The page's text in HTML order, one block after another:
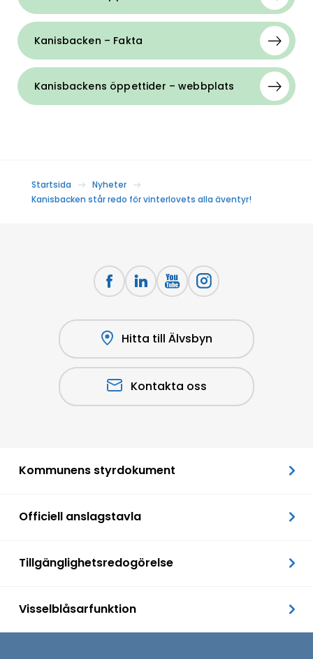
Kanisbacken – Fakta
Kanisbackens öppettider – webbplats
Startsida
Nyheter
Kanisbacken står redo för vinterlovets alla äventyr!
Hitta till Älvsbyn
Kontakta oss
Kommunens styrdokument
Officiell anslagstavla
Tillgänglighetsredogörelse
Visselblåsarfunktion